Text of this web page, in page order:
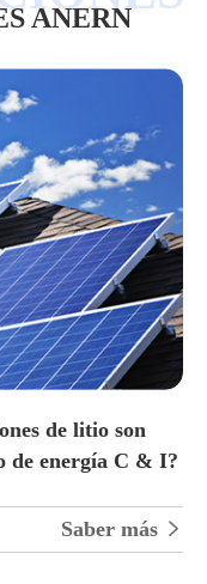
ANERN
de litio son
de energía C & I?
Saber más 